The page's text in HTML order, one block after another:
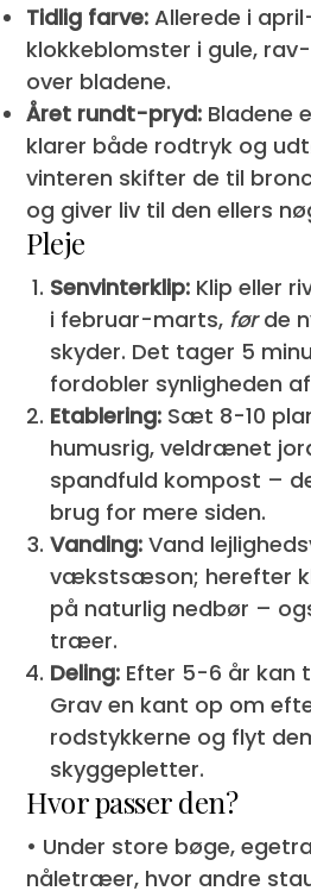
Tidlig farve: Allerede i
klokkeblomster i gule,
over bladene.
Året rundt-pryd: Bladene
klarer både rodtryk og
vinteren skifter de til
og giver liv til den ellers
Pleje
Senvinterklip: Klip eller
i februar-marts, førde
skyder. Det tager 5
fordobler synligheden
Etablering: Sæt 8-10
humusrig, veldrænet
spandfuld kompost –
brug for mere siden.
Vanding: Vand
vækstsæson; herefter
på naturlig nedbør –
træer.
Deling: Efter 5-6 år kan
Grav en kant op om
rodstykkerne og flyt
skyggepletter.
Hvor passer den?
• Under store bøge,
nåletræer, hvor andre